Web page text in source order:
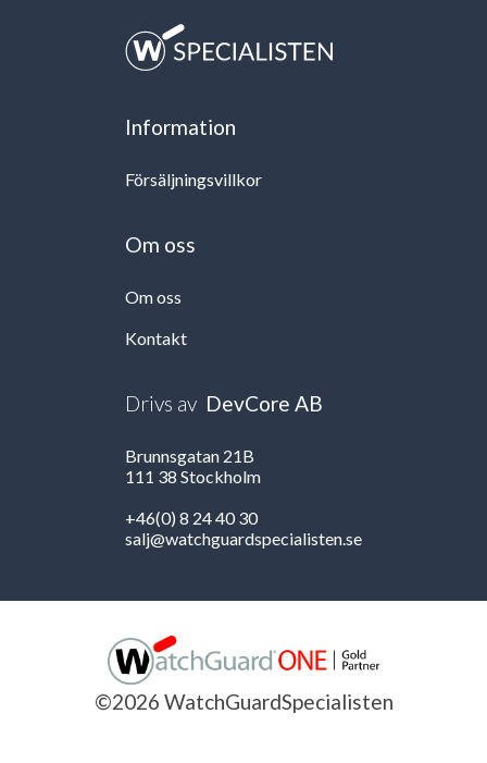
Information
Försäljningsvillkor
Om oss
Om oss
Kontakt
Drivs av DevCore AB
Brunnsgatan 21B
111 38 Stockholm
+46(0) 8 24 40 30
salj@watchguardspecialisten.se
©2026 WatchGuardSpecialisten